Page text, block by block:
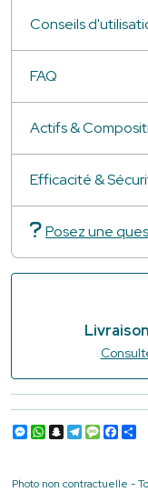
Conseils
FAQ
Actifs &
Efficacité &
Posez une
Messenger
WhatsApp
Snapchat
Telegram
Photo non contractuelle -